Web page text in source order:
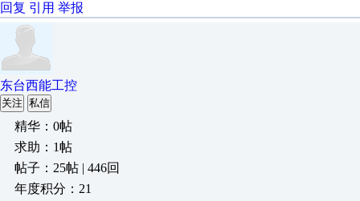
回复 引用 举报
东台西能工控
关注 私信
精华：0帖
求助：1帖
帖子：25帖 | 446回
年度积分：21